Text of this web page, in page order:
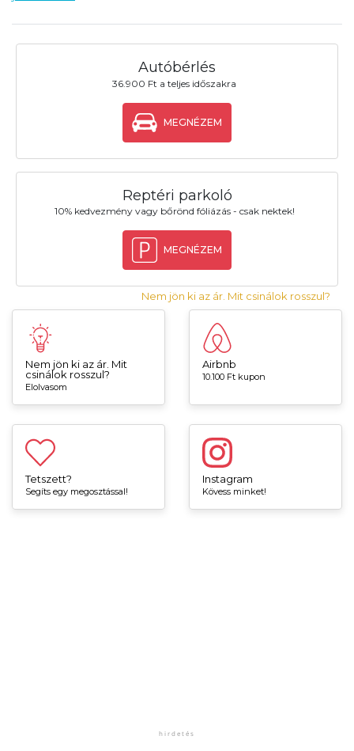
Autóbérlés
36.900 Ft a teljes időszakra
MEGNÉZEM
Reptéri parkoló
10% kedvezmény vagy bőrönd fóliázás - csak nektek!
MEGNÉZEM
Nem jön ki az ár. Mit csinálok rosszul?
Nem jön ki az ár. Mit
csinálok rosszul?
Elolvasom
Airbnb
10.100 Ft kupon
Tetszett?
Segíts egy megosztással!
Instagram
Kövess minket!